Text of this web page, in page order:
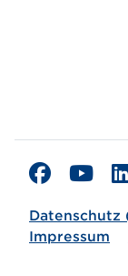
Datenschutz
Impressum